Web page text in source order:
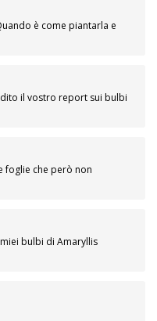
è come piantarla e
il vostro report sui bulbi
foglie che però non
bulbi di Amaryllis